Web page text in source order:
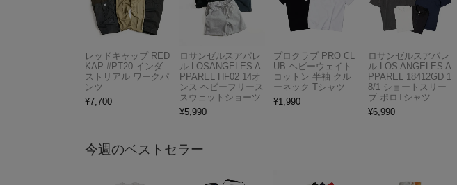
レッドキャップ RED
KAP #PT20 インダ
ストリアル ワークパ
ンツ
¥7,700
ロサンゼルスアパレ
ル LOSANGELES A
PPAREL HF02 14オ
ンス ヘビーフリース
スウェットショーツ
¥5,990
プロクラブ PRO CL
UB ヘビーウェイト
コットン 半袖 クル
ーネック Tシャツ
¥1,990
ロサンゼルスアパレ
ル LOS ANGELES A
PPAREL 18412GD 1
8/1 ショートスリー
ブ ポロTシャツ
¥6,990
今週のベストセラー